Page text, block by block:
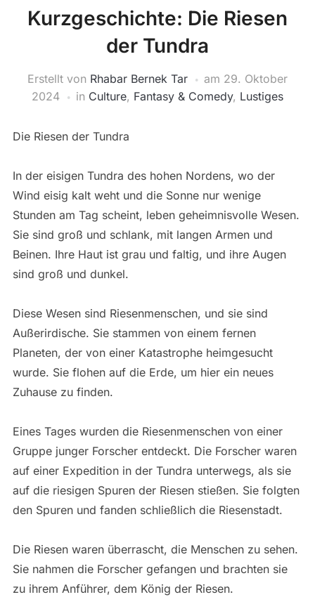
Kurzgeschichte: Die Riesen
der Tundra
Erstellt von Rhabar Bernek Tar am 29. Oktober
2024
in Culture, Fantasy & Comedy, Lustiges
Die Riesen der Tundra
In der eisigen Tundra des hohen Nordens, wo der
Wind eisig kalt weht und die Sonne nur wenige
Stunden am Tag scheint, leben geheimnisvolle Wesen.
Sie sind groß und schlank, mit langen Armen und
Beinen. Ihre Haut ist grau und faltig, und ihre Augen
sind groß und dunkel.
Diese Wesen sind Riesenmenschen, und sie sind
Außerirdische. Sie stammen von einem fernen
Planeten, der von einer Katastrophe heimgesucht
wurde. Sie flohen auf die Erde, um hier ein neues
Zuhause zu finden.
Eines Tages wurden die Riesenmenschen von einer
Gruppe junger Forscher entdeckt. Die Forscher waren
auf einer Expedition in der Tundra unterwegs, als sie
auf die riesigen Spuren der Riesen stießen. Sie folgten
den Spuren und fanden schließlich die Riesenstadt.
Die Riesen waren überrascht, die Menschen zu sehen.
Sie nahmen die Forscher gefangen und brachten sie
zu ihrem Anführer, dem König der Riesen.